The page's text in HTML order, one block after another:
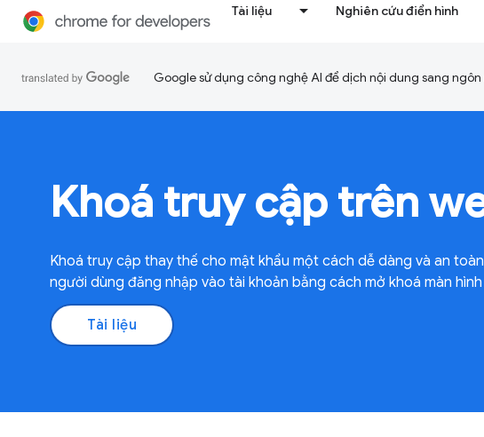
Tài liệu Nghiên cứu điển hình
Google sử dụng công nghệ AI để dịch nội dung sang
Khoá truy cập trên
Khoá truy cập thay thế cho mật khẩu một cách dễ dàng và an
người dùng đăng nhập vào tài khoản bằng cách mở khoá màn
Tài liệu